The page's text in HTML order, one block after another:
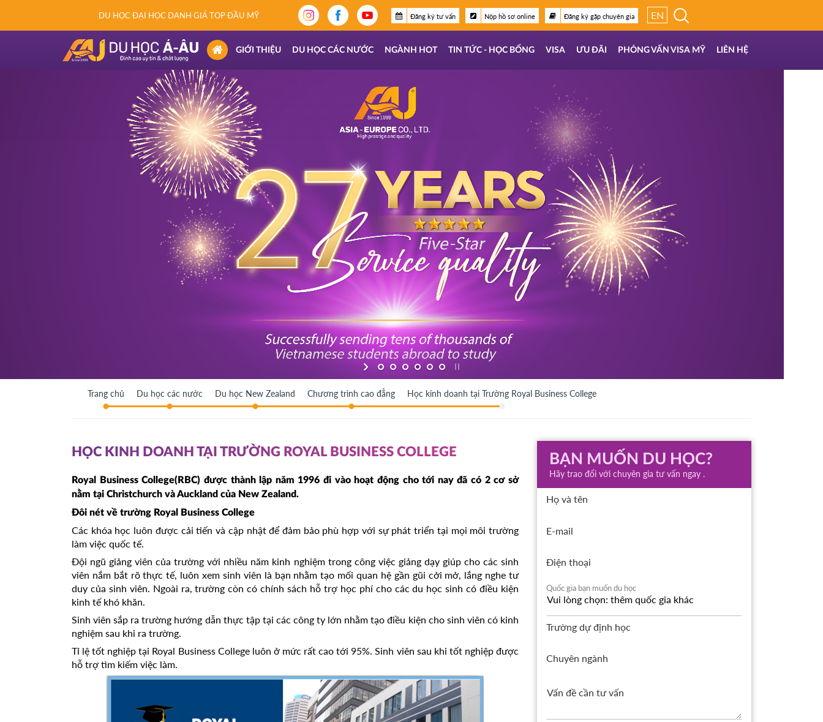
DU HỌC ĐẠI HỌC DANH GIÁ TOP ĐẦU MỸ Đăng ký tư vấn Nộp hồ sơ online Đăng ký gặp chuyên gia EN
(CURRENT)
GIỚI THIỆU DU HỌC CÁC NƯỚC NGÀNH HOT TIN TỨC - HỌC BỔNG VISA ƯU ĐÃI PHỎNG VẤN VISA MỸ LIÊN HỆ
Trang chủ Du học các nước Du học New Zealand Chương trình cao đẳng Học kinh doanh tại Trường Royal Business College
HỌC KINH DOANH TẠI TRƯỜNG ROYAL BUSINESS COLLEGE
Royal Business College(RBC) được thành lập năm 1996 đi vào hoạt động cho tới nay đã có 2 cơ sở
nằm tại Christchurch và Auckland của New Zealand.
Đôi nét về trường Royal Business College
Các khóa học luôn được cải tiến và cập nhật để đảm bảo phù hợp với sự phát triển tại mọi môi trường
làm việc quốc tế.
Đội ngũ giảng viên của trường với nhiều năm kinh nghiệm trong công việc giảng dạy giúp cho các sinh
viên nắm bắt rõ thực tế, luôn xem sinh viên là bạn nhằm tạo mối quan hệ gần gũi cởi mở, lắng nghe tư
duy của sinh viên. Ngoài ra, trường còn có chính sách hỗ trợ học phí cho các du học sinh có điều kiện
kinh tế khó khăn.
Sinh viên sắp ra trường hướng dẫn thực tập tại các công ty lớn nhằm tạo điều kiện cho sinh viên có kinh
nghiệm sau khi ra trường.
Tỉ lệ tốt nghiệp tại Royal Business College luôn ở mức rất cao tới 95%. Sinh viên sau khi tốt nghiệp được
hỗ trợ tìm kiếm việc làm.
BẠN MUỐN DU HỌC?
Hãy trao đổi với chuyên gia tư vấn ngay .
Họ và tên
E-mail
Điện thoại
Quốc gia bạn muốn du học
Trường dự định học
Chuyên ngành